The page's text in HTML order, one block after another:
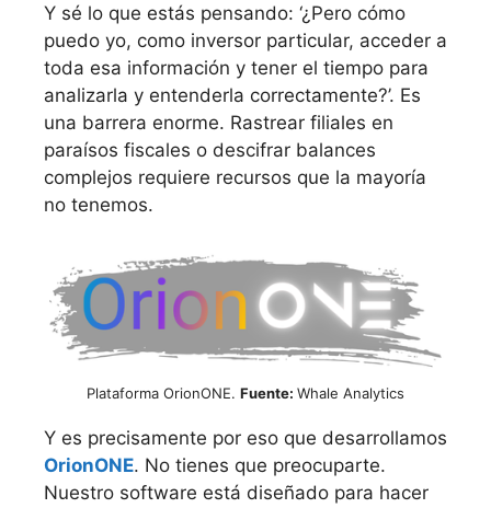
Y sé lo que estás pensando: ‘¿Pero cómo
puedo yo, como inversor particular, acceder a
toda esa información y tener el tiempo para
analizarla y entenderla correctamente?’. Es
una barrera enorme. Rastrear filiales en
paraísos fiscales o descifrar balances
complejos requiere recursos que la mayoría
no tenemos.
Plataforma OrionONE. Fuente: Whale Analytics
Y es precisamente por eso que desarrollamos
OrionONE. No tienes que preocuparte.
Nuestro software está diseñado para hacer